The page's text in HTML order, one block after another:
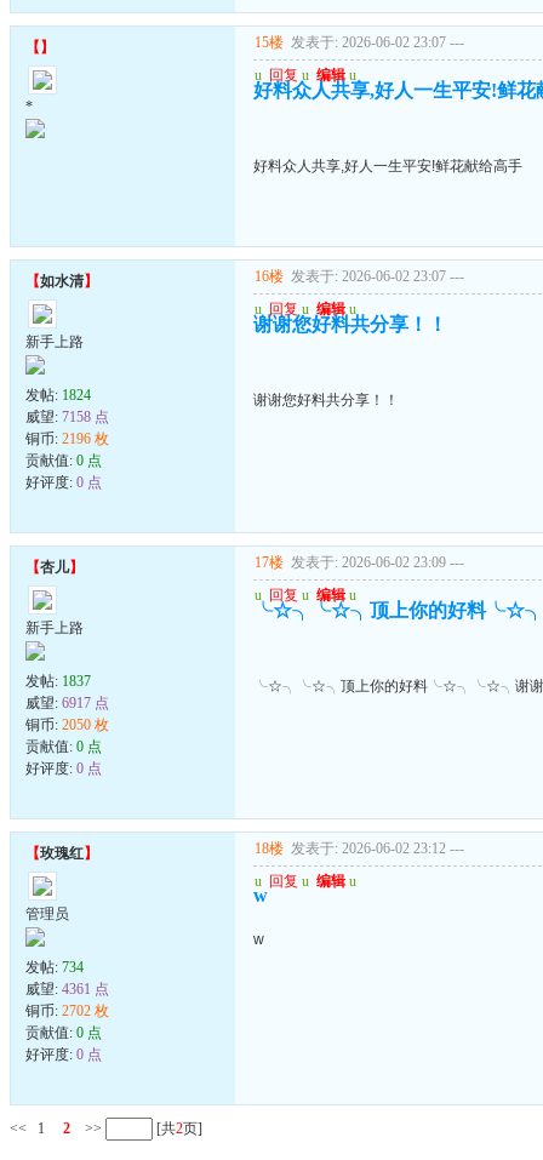
【 】
*
15楼 发表于: 2026-06-02 23:07 ---
u 回复 u 编辑 u
好料众人共享,好人一生平安!鲜花
好料众人共享,好人一生平安!鲜花献给高手
【如水清】
新手上路
发帖: 1824
威望: 7158 点
铜币: 2196 枚
贡献值: 0 点
好评度: 0 点
16楼 发表于: 2026-06-02 23:07 ---
u 回复 u 编辑 u
谢谢您好料共分享！！
谢谢您好料共分享！！
【杏儿】
新手上路
发帖: 1837
威望: 6917 点
铜币: 2050 枚
贡献值: 0 点
好评度: 0 点
17楼 发表于: 2026-06-02 23:09 ---
u 回复 u 编辑 u
╰☆╮╰☆╮顶上你的好料
╰☆╮╰☆╮顶上你的好料╰☆╮╰☆╮谢
【玫瑰红】
管理员
发帖: 734
威望: 4361 点
铜币: 2702 枚
贡献值: 0 点
好评度: 0 点
18楼 发表于: 2026-06-02 23:12 ---
u 回复 u 编辑 u
w
w
<< 1 2 >> [共2页]